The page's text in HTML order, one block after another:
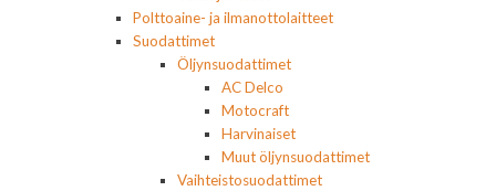
Polttoaine- ja ilmanottolaitteet
Suodattimet
Öljynsuodattimet
AC Delco
Motocraft
Harvinaiset
Muut öljynsuodattimet
Vaihteistosuodattimet